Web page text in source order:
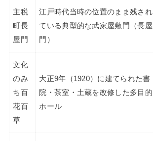
主税
町長
屋門
江戸時代当時の位置のまま残され
ている典型的な武家屋敷門（長屋
門）
文化
のみ
ち百
花百
草
大正9年（1920）に建てられた書
院・茶室・土蔵を改修した多目的
ホール